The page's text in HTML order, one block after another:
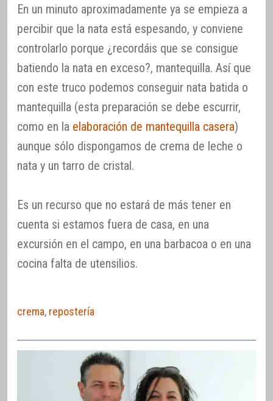
En un minuto aproximadamente ya se empieza a
percibir que la nata está espesando, y conviene
controlarlo porque ¿recordáis que se consigue
batiendo la nata en exceso?, mantequilla. Así que
con este truco podemos conseguir nata batida o
mantequilla (esta preparación se debe escurrir,
como en la elaboración de mantequilla casera)
aunque sólo dispongamos de crema de leche o
nata y un tarro de cristal.
Es un recurso que no estará de más tener en
cuenta si estamos fuera de casa, en una
excursión en el campo, en una barbacoa o en una
cocina falta de utensilios.
crema, repostería